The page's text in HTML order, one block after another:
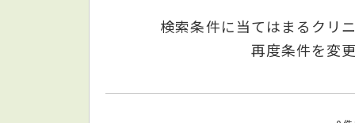
検索条件に当てはまるクリ
再度条件を変